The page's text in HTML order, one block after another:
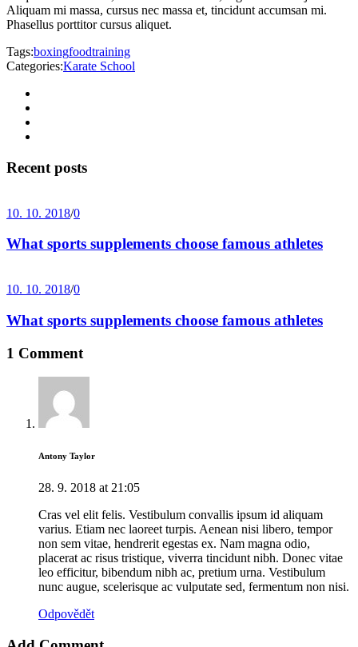
Aliquam mi massa, cursus nec massa et, tincidunt accumsan mi.
Phasellus porttitor cursus aliquet.
Tags:boxingfoodtraining
Categories:Karate School
Recent posts
10. 10. 2018/0
What sports supplements choose famous athletes
10. 10. 2018/0
What sports supplements choose famous athletes
1 Comment
Antony Taylor
28. 9. 2018 at 21:05
Cras vel elit felis. Vestibulum convallis ipsum id aliquam
varius. Etiam nec laoreet turpis. Aenean nisi libero, tempor
non sem vitae, hendrerit egestas ex. Nam magna odio,
placerat ac risus tristique, viverra tincidunt nibh. Donec vitae
leo efficitur, bibendum nibh ac, pretium urna. Vestibulum
nunc augue, scelerisque ac vulputate sed, fermentum non nisi.
Odpovědět